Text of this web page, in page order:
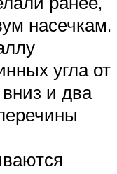
насечкам.
угла от
и два